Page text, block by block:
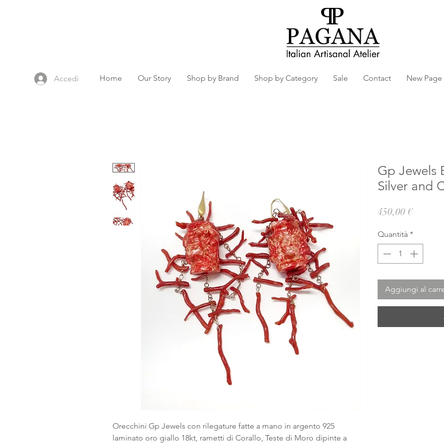
Accedi Home Our Story Shop by Brand Shop by Category Sale Contact New Page
Orecchini Gp Jewels con rilegature fatte a mano in argento 925
laminato oro giallo 18kt, rametti di Corallo, Teste di Moro dipinte a
Gp Jewels
Silver and
450,00 €Prezzo
Quantità *
Aggiungi al